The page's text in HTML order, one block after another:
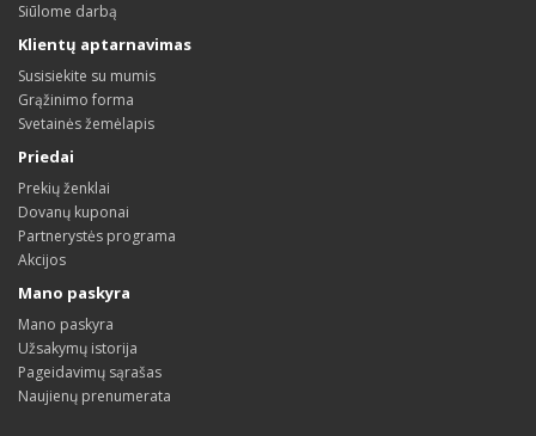
Siūlome darbą
Klientų aptarnavimas
Susisiekite su mumis
Grąžinimo forma
Svetainės žemėlapis
Priedai
Prekių ženklai
Dovanų kuponai
Partnerystės programa
Akcijos
Mano paskyra
Mano paskyra
Užsakymų istorija
Pageidavimų sąrašas
Naujienų prenumerata